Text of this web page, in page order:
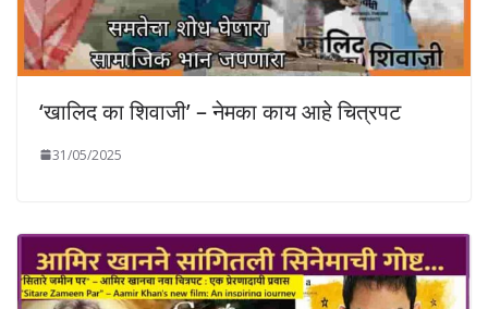
‘खालिद का शिवाजी’ – नेमका काय आहे चित्रपट
31/05/2025